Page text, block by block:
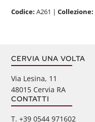
Codice:A261 |Collezione:
CERVIA UNA VOLTA
Via Lesina, 11
48015 Cervia RA
CONTATTI
‭T. +39 0544 971602